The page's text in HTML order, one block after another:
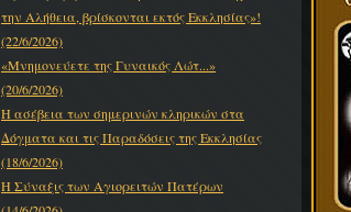
την Αλήθεια, βρίσκονται εκτός Εκκλησίας»!
(22/6/2026)
«Μνημονεύετε της Γυναικός Λώτ...»
(20/6/2026)
Η ασέβεια των σημερινών κληρικών στα
Δόγματα και τις Παραδόσεις της Εκκλησίας
(18/6/2026)
Η Σύναξις των Αγιορειτών Πατέρων